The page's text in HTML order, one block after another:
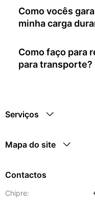
Como vocês
minha carga
Como faço para
para transporte?
Serviços
Mapa do site
Contactos
Chipre: